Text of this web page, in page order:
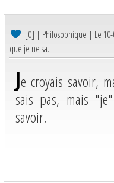
[0] | Philosophique | Le
que je ne sa...
Je croyais savoir,
sais pas, mais
savoir.